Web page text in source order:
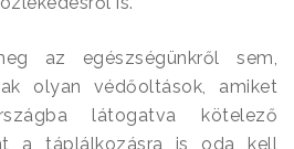
az egészségünkről sem,
olyan védőoltások, amiket
látogatva kötelező
a táplálkozásra is oda kell